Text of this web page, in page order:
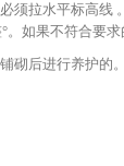
须拉水平标高
如果不符合要求
砌后进行养护的